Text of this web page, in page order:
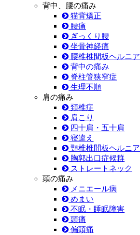
背中、腰の痛み
猫背矯正
腰痛
ぎっくり腰
坐骨神経痛
腰椎椎間板ヘルニア
背中の痛み
脊柱管狭窄症
生理不順
肩の痛み
頚椎症
肩こり
四十肩・五十肩
寝違え
頸椎椎間板ヘルニア
胸郭出口症候群
ストレートネック
頭の痛み
メニエール病
めまい
不眠・睡眠障害
頭痛
偏頭痛